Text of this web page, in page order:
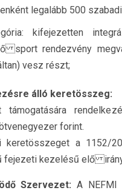
legalább 500
kifejezetten
sport rendezvény
vesz részt;
álló keretösszeg:
támogatására
forint.
keretösszeget a 1152/
fejezeti kezelésű elő
Szervezet: A